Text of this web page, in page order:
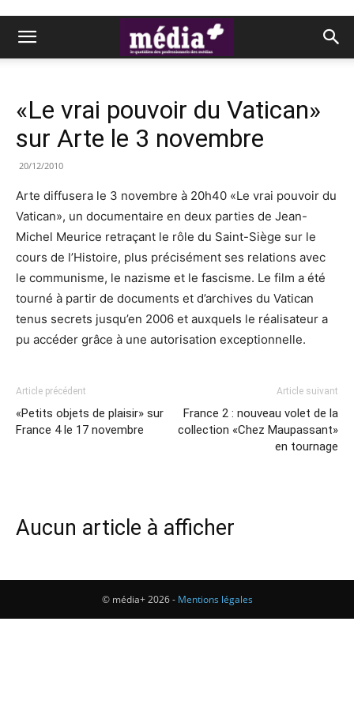
«Le vrai pouvoir du Vatican»
sur Arte le 3 novembre
20/12/2010
Arte diffusera le 3 novembre à 20h40 «Le vrai pouvoir du
Vatican», un documentaire en deux parties de Jean-
Michel Meurice retraçant le rôle du Saint-Siège sur le
cours de l’Histoire, plus précisément ses relations avec
le communisme, le nazisme et le fascisme. Le film a été
tourné à partir de documents et d’archives du Vatican
tenus secrets jusqu’en 2006 et auxquels le réalisateur a
pu accéder grâce à une autorisation exceptionnelle.
Article précédent
«Petits objets de plaisir» sur
France 4 le 17 novembre
Article suivant
France 2 : nouveau volet de la
collection «Chez Maupassant»
en tournage
Aucun article à afficher
© média+ 2026 - Mentions légales